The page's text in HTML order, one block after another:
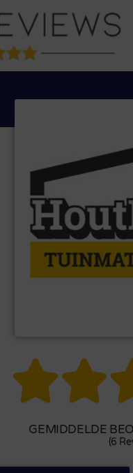

GEMIDDELDE
(6